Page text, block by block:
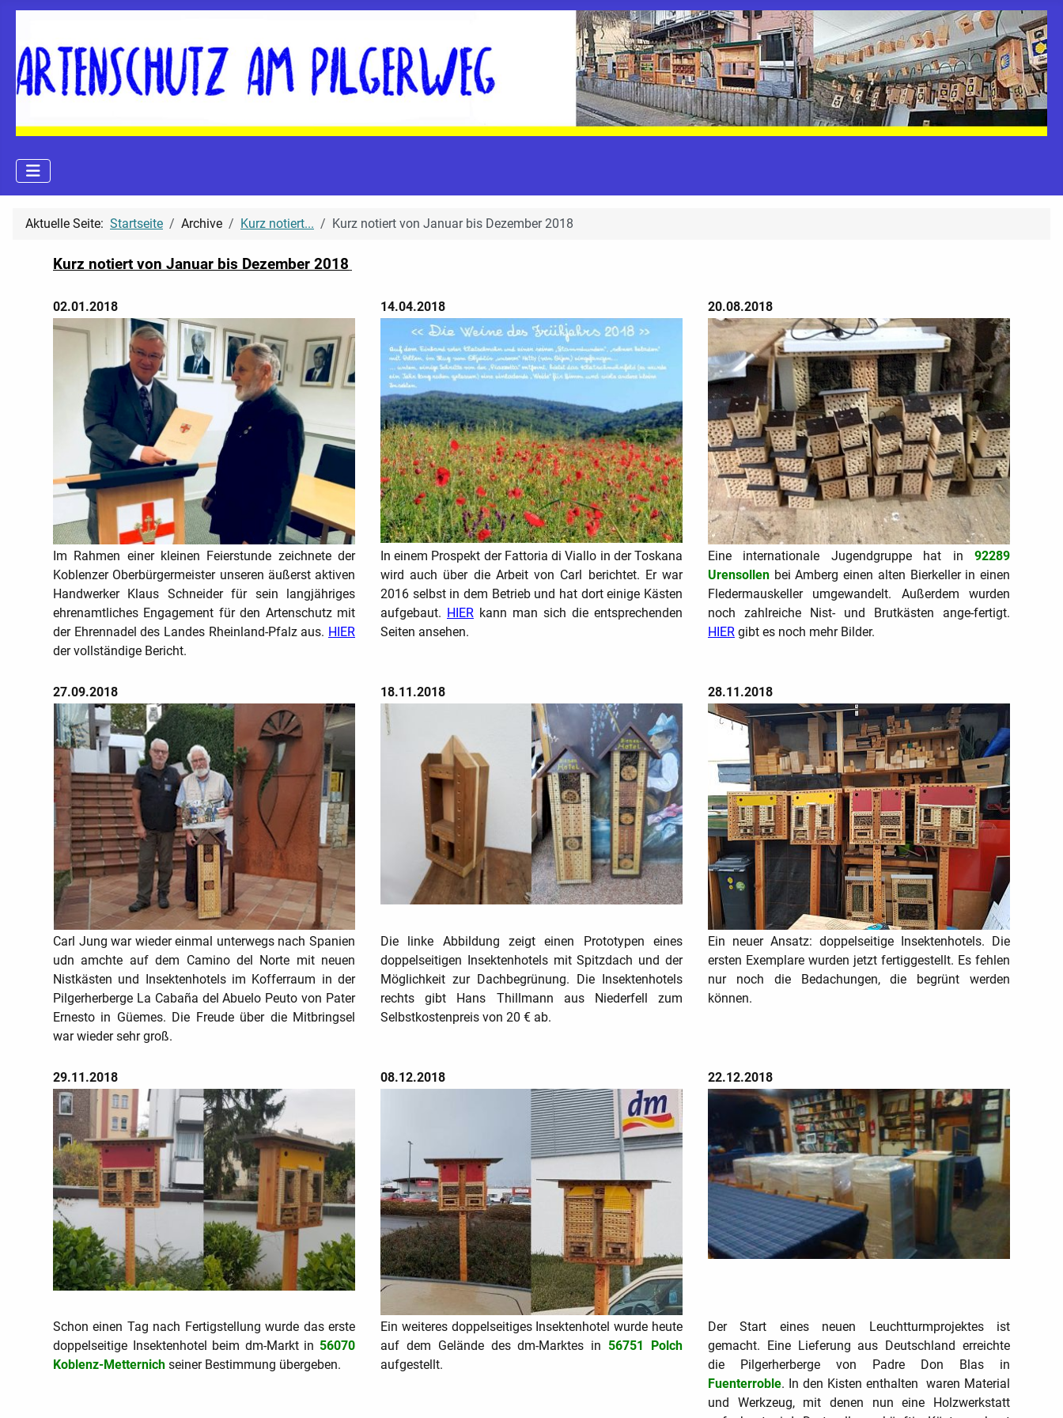
Aktuelle Seite: Startseite Archive Kurz notiert... Kurz notiert von Januar bis Dezember 2018
Kurz notiert von Januar bis Dezember 2018
02.01.2018 14.04.2018 20.08.2018
Im Rahmen einer kleinen Feierstunde zeichnete der
Koblenzer Oberbürgermeister unseren äußerst aktiven
Handwerker Klaus Schneider für sein langjähriges
ehrenamtliches Engagement für den Artenschutz mit
der Ehrennadel des Landes Rheinland-Pfalz aus. HIER
der vollständige Bericht.
In einem Prospekt der Fattoria di Viallo in der Toskana
wird auch über die Arbeit von Carl berichtet. Er war
2016 selbst in dem Betrieb und hat dort einige Kästen
aufgebaut. HIER kann man sich die entsprechenden
Seiten ansehen.
Eine internationale Jugendgruppe hat in 92289
Urensollen bei Amberg einen alten Bierkeller in einen
Fledermauskeller umgewandelt. Außerdem wurden
noch zahlreiche Nist- und Brutkästen ange-fertigt.
HIER gibt es noch mehr Bilder.
27.09.2018 18.11.2018 28.11.2018
Carl Jung war wieder einmal unterwegs nach Spanien
udn amchte auf dem Camino del Norte mit neuen
Nistkästen und Insektenhotels im Kofferraum in der
Pilgerherberge La Cabaña del Abuelo Peuto von Pater
Ernesto in Güemes. Die Freude über die Mitbringsel
war wieder sehr groß.
Die linke Abbildung zeigt einen Prototypen eines
doppelseitigen Insektenhotels mit Spitzdach und der
Möglichkeit zur Dachbegrünung. Die Insektenhotels
rechts gibt Hans Thillmann aus Niederfell zum
Selbstkostenpreis von 20 € ab.
Ein neuer Ansatz: doppelseitige Insektenhotels. Die
ersten Exemplare wurden jetzt fertiggestellt. Es fehlen
nur noch die Bedachungen, die begrünt werden
können.
29.11.2018 08.12.2018 22.12.2018
Schon einen Tag nach Fertigstellung wurde das erste
doppelseitige Insektenhotel beim dm-Markt in 56070
Koblenz-Metternich seiner Bestimmung übergeben.
Ein weiteres doppelseitiges Insektenhotel wurde heute
auf dem Gelände des dm-Marktes in 56751 Polch
aufgestellt.
Der Start eines neuen Leuchtturmprojektes ist
gemacht. Eine Lieferung aus Deutschland erreichte
die Pilgerherberge von Padre Don Blas in
Fuenterroble. In den Kisten enthalten waren Material
und Werkzeug, mit denen nun eine Holzwerkstatt